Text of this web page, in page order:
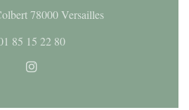
78000 Versailles((在新窗口中打
85 15 22 80
Instagram ((在新窗口中打开